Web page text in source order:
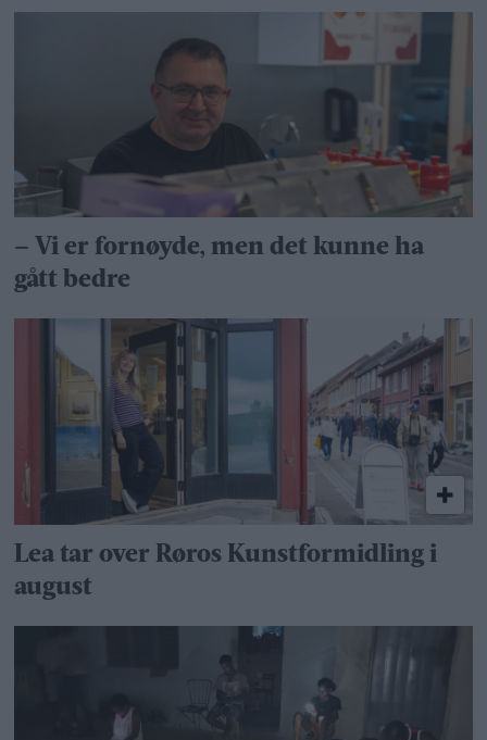
– Vi er fornøyde, men det kunne ha
gått bedre
Lea tar over Røros Kunstformidling i
august